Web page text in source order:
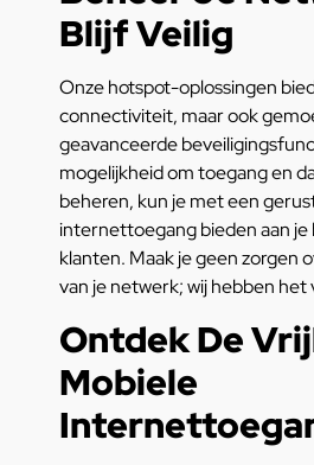
Blijf Veilig
Onze hotspot-oplossingen
connectiviteit, maar ook
geavanceerde
mogelijkheid om toegang en
beheren, kun je met een
internettoegang bieden aan je
klanten. Maak je geen zorgen
van je netwerk; wij hebben het
Ontdek De
Mobiele